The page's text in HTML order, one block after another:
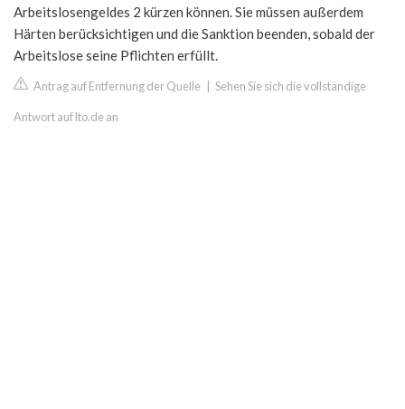
Arbeitslosengeldes 2 kürzen können. Sie müssen außerdem
Härten berücksichtigen und die Sanktion beenden, sobald der
Arbeitslose seine Pflichten erfüllt.
Antrag auf Entfernung der Quelle Sehen Sie sich die vollständige
Antwort auf lto.de an